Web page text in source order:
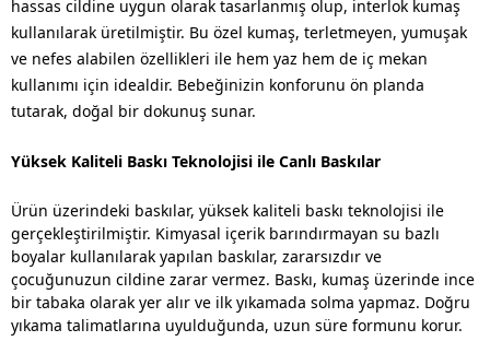
hassas cildine uygun olarak tasarlanmış olup, interlok kumaş
kullanılarak üretilmiştir. Bu özel kumaş, terletmeyen, yumuşak
ve nefes alabilen özellikleri ile hem yaz hem de iç mekan
kullanımı için idealdir. Bebeğinizin konforunu ön planda
tutarak, doğal bir dokunuş sunar.
Yüksek Kaliteli Baskı Teknolojisi ile Canlı Baskılar
Ürün üzerindeki baskılar, yüksek kaliteli baskı teknolojisi ile
gerçekleştirilmiştir. Kimyasal içerik barındırmayan su bazlı
boyalar kullanılarak yapılan baskılar, zararsızdır ve
çocuğunuzun cildine zarar vermez. Baskı, kumaş üzerinde ince
bir tabaka olarak yer alır ve ilk yıkamada solma yapmaz. Doğru
yıkama talimatlarına uyulduğunda, uzun süre formunu korur.